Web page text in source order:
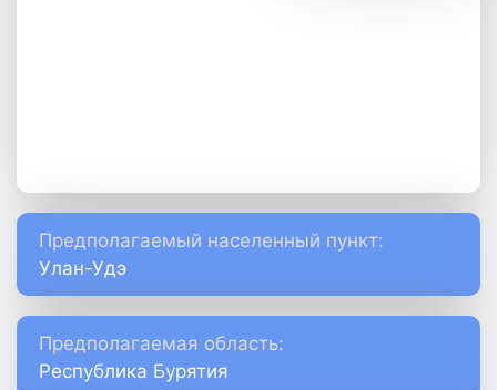
Предполагаемый населенный пункт:
Улан-Удэ
Предполагаемая область:
Республика Бурятия